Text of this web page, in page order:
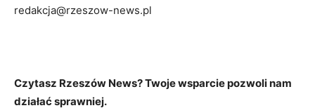
redakcja@rzeszow-news.pl
Czytasz Rzeszów News? Twoje wsparcie pozwoli nam
działać sprawniej.